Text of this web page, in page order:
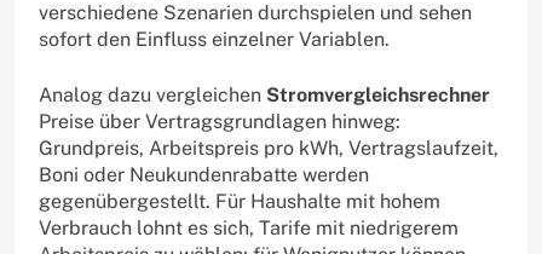
verschiedene Szenarien durchspielen und sehen
sofort den Einfluss einzelner Variablen.
Analog dazu vergleichen Stromvergleichsrechner
Preise über Vertragsgrundlagen hinweg:
Grundpreis, Arbeitspreis pro kWh, Vertragslaufzeit,
Boni oder Neukundenrabatte werden
gegenübergestellt. Für Haushalte mit hohem
Verbrauch lohnt es sich, Tarife mit niedrigerem